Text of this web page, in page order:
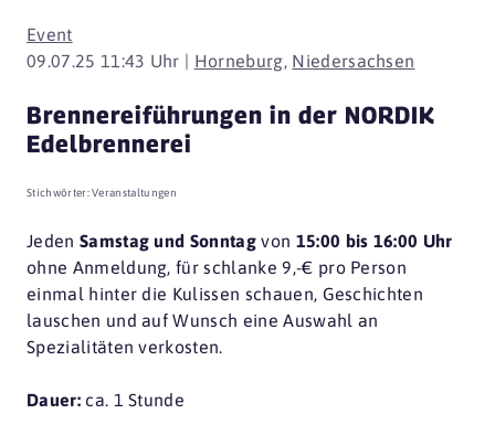
Event
09.07.25 11:43 Uhr | Horneburg, Niedersachsen
Brennereiführungen in der NORDIK
Edelbrennerei
Stichwörter:Veranstaltungen
Jeden Samstag und Sonntag von 15:00 bis 16:00 Uhr
ohne Anmeldung, für schlanke9,-€ pro Person
einmal hinter die Kulissen schauen, Geschichten
lauschen und auf Wunsch eine Auswahl an
Spezialitäten verkosten.
Dauer:ca. 1 Stunde